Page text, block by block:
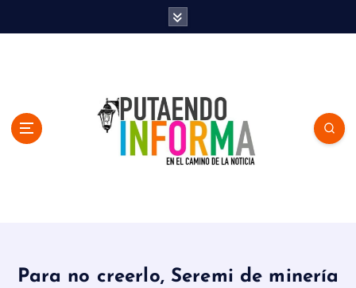
Para no creerlo, Seremi de minería